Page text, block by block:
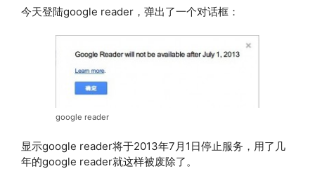
今天登陆google reader，弹出了一个对话框：
google reader
显示google reader将于2013年7月1日停止服务，用了几
年的google reader就这样被废除了。